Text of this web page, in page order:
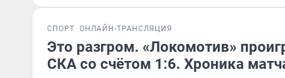
СПОРТ ОНЛАЙН-ТРАНСЛЯЦИЯ
Это разгром. «Локомотив»
СКА со счётом 1:6. Хроника